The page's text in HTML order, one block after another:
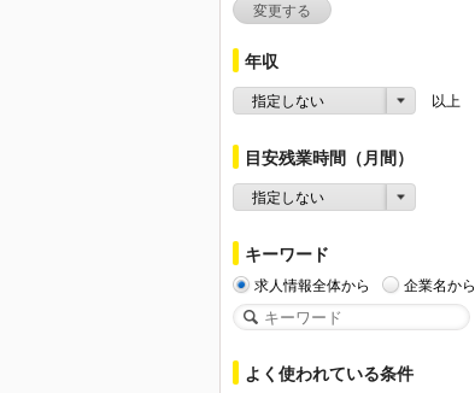
変更する
年収
指定しない 以上
目安残業時間（月間）
指定しない
キーワード
求人情報全体から 企業名から
よく使われている条件